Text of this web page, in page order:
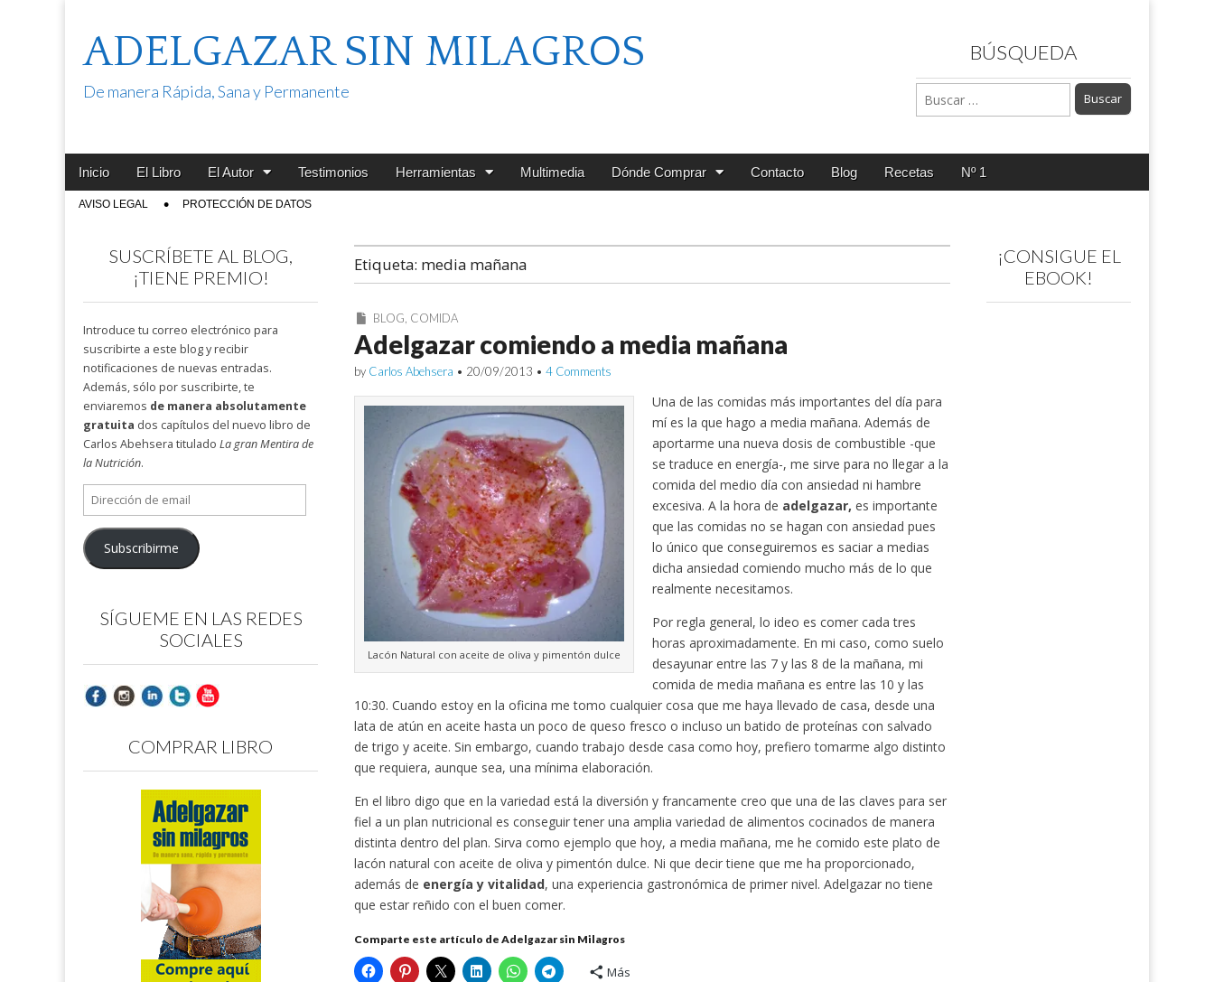
ADELGAZAR SIN MILAGROS
De manera Rápida, Sana y Permanente
BÚSQUEDA
Buscar:
Main
Skip
content
Inicio El Libro El Autor Testimonios Herramientas Multimedia Dónde Comprar Contacto Blog Recetas Nº 1
SubAVISO LEGAL PROTECCIÓN DE DATOS
Etiqueta: media mañana
BLOG, COMIDA
Adelgazar comiendo a media mañana
by Carlos Abehsera • 20/09/2013 • 4 Comments
Lacón Natural con aceite de oliva y pimentón dulce
Una de las comidas más importantes del día para
mí es la que hago a media mañana. Además de
aportarme una nueva dosis de combustible -que
se traduce en energía-, me sirve para no llegar a la
comida del medio día con ansiedad ni hambre
excesiva. A la hora de adelgazar, es importante
que las comidas no se hagan con ansiedad pues
lo único que conseguiremos es saciar a medias
dicha ansiedad comiendo mucho más de lo que
realmente necesitamos.
Por regla general, lo ideo es comer cada tres
horas aproximadamente. En mi caso, como suelo
desayunar entre las 7 y las 8 de la mañana, mi
comida de media mañana es entre las 10 y las
10:30. Cuando estoy en la oficina me tomo cualquier cosa que me haya llevado de casa, desde una
lata de atún en aceite hasta un poco de queso fresco o incluso un batido de proteínas con salvado
de trigo y aceite. Sin embargo, cuando trabajo desde casa como hoy, prefiero tomarme algo distinto
que requiera, aunque sea, una mínima elaboración.
En el libro digo que en la variedad está la diversión y francamente creo que una de las claves para ser
fiel a un plan nutricional es conseguir tener una amplia variedad de alimentos cocinados de manera
distinta dentro del plan. Sirva como ejemplo que hoy, a media mañana, me he comido este plato de
lacón natural con aceite de oliva y pimentón dulce. Ni que decir tiene que me ha proporcionado,
además de energía y vitalidad, una experiencia gastronómica de primer nivel. Adelgazar no tiene
que estar reñido con el buen comer.
Comparte este artículo de Adelgazar sin Milagros
Más
SUSCRÍBETE AL BLOG,
¡TIENE PREMIO!
Introduce tu correo electrónico para
suscribirte a este blog y recibir
notificaciones de nuevas entradas.
Además, sólo por suscribirte, te
enviaremos de manera absolutamente
gratuita dos capítulos del nuevo libro de
Carlos Abehsera titulado La gran Mentira de
la Nutrición.
Dirección
de
email
Subscribirme
SÍGUEME EN LAS REDES
SOCIALES
COMPRAR LIBRO
¡CONSIGUE EL
EBOOK!